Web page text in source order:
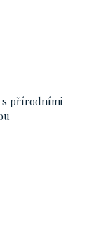
s přírodními